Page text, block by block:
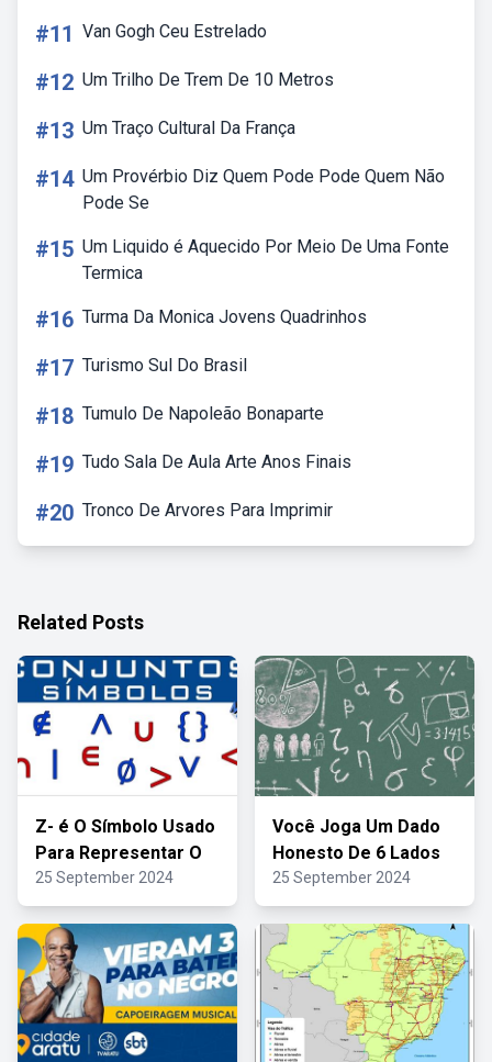
#11 Van Gogh Ceu Estrelado
#12 Um Trilho De Trem De 10 Metros
#13 Um Traço Cultural Da França
#14 Um Provérbio Diz Quem Pode Pode Quem Não
Pode Se
#15 Um Liquido é Aquecido Por Meio De Uma Fonte
Termica
#16 Turma Da Monica Jovens Quadrinhos
#17 Turismo Sul Do Brasil
#18 Tumulo De Napoleão Bonaparte
#19 Tudo Sala De Aula Arte Anos Finais
#20 Tronco De Arvores Para Imprimir
Related Posts
Z- é O Símbolo Usado
Para Representar O
25 September 2024
Você Joga Um Dado
Honesto De 6 Lados
25 September 2024